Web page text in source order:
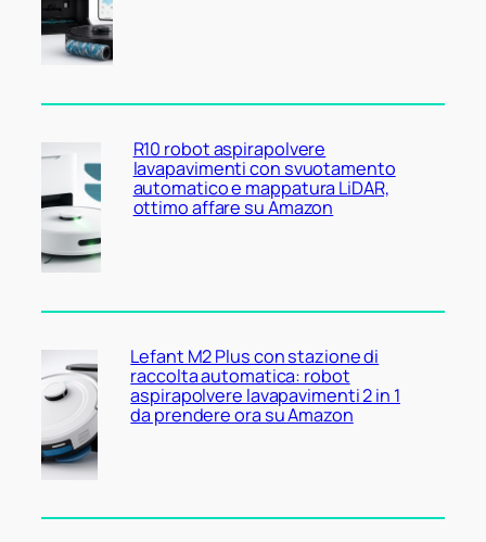
R10 robot aspirapolvere
lavapavimenti con svuotamento
automatico e mappatura LiDAR,
ottimo affare su Amazon
Lefant M2 Plus con stazione di
raccolta automatica: robot
aspirapolvere lavapavimenti 2 in 1
da prendere ora su Amazon